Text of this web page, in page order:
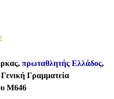
πρωταθλητής Ελλάδος,
Γραμματεία
Μ646